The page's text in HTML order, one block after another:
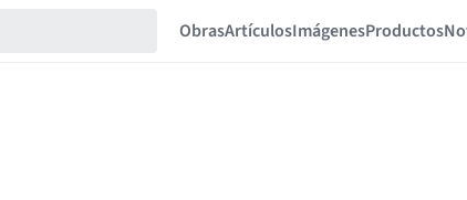
ObrasArtículosImágenesProductos